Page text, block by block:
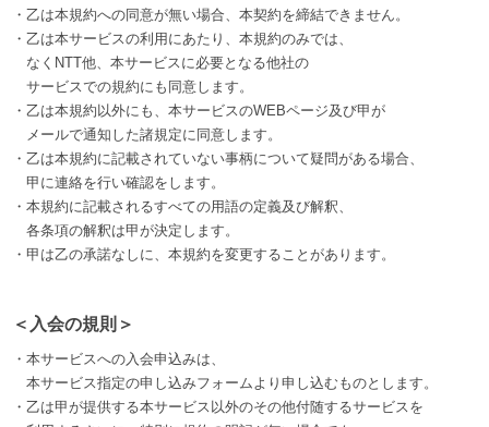
・乙は本規約への同意が無い場合、本契約を締結できません。
・乙は本サービスの利用にあたり、本規約のみでは、
なくNTT他、本サービスに必要となる他社の
サービスでの規約にも同意します。
・乙は本規約以外にも、本サービスのWEBページ及び甲が
メールで通知した諸規定に同意します。
・乙は本規約に記載されていない事柄について疑問がある場合、
甲に連絡を行い確認をします。
・本規約に記載されるすべての用語の定義及び解釈、
各条項の解釈は甲が決定します。
・甲は乙の承諾なしに、本規約を変更することがあります。
＜入会の規則＞
・本サービスへの入会申込みは、
本サービス指定の申し込みフォームより申し込むものとします。
・乙は甲が提供する本サービス以外のその他付随するサービスを